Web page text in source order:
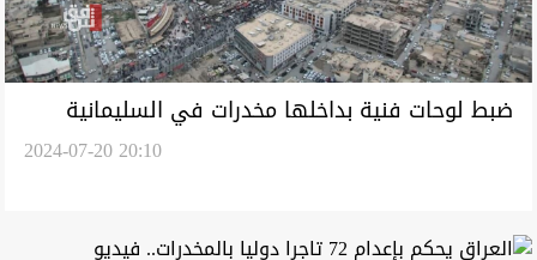
ضبط لوحات فنية بداخلها مخدرات في السليمانية
2024-07-20 20:10